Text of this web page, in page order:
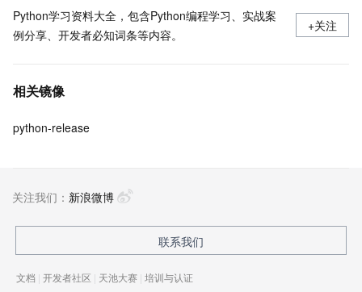
Python学习资料大全，包含Python编程学习、实战案
例分享、开发者必知词条等内容。
+关注
相关镜像
python-release
关注我们： 新浪微博
联系我们
文档 | 开发者社区 | 天池大赛 | 培训与认证